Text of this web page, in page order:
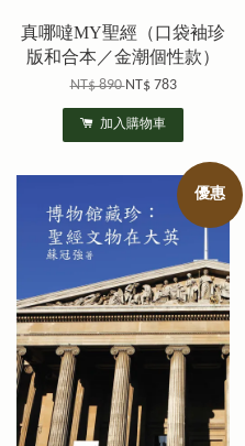
真哪噠MY聖經（口袋袖珍
版和合本／金潮個性款）
NT$ 890NT$ 783
加入購物車
優惠